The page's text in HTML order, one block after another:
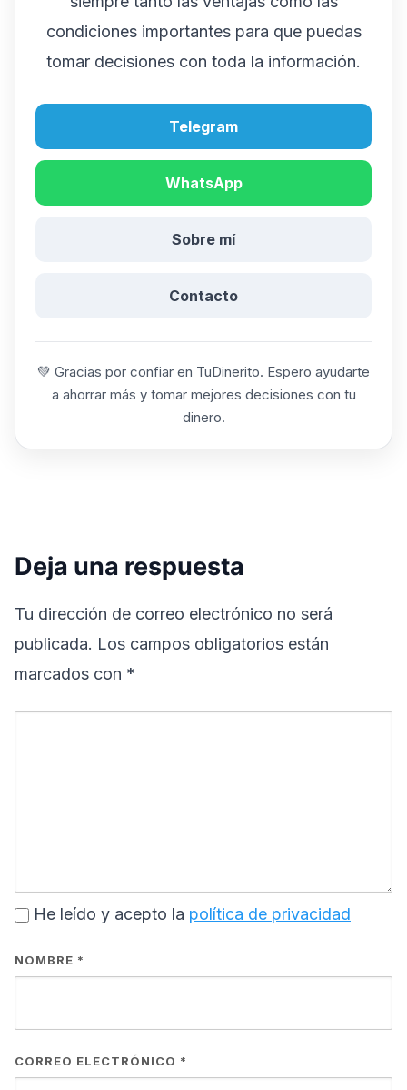
condiciones importantes para que puedas
tomar decisiones con toda la información.
Telegram
WhatsApp
Sobre mí
Contacto
💚 Gracias por confiar en TuDinerito. Espero ayudarte
a ahorrar más y tomar mejores decisiones con tu
dinero.
Deja una respuesta
Tu dirección de correo electrónico no será
publicada. Los campos obligatorios están
marcados con *
He leído y acepto la política de privacidad
NOMBRE *
CORREO ELECTRÓNICO *